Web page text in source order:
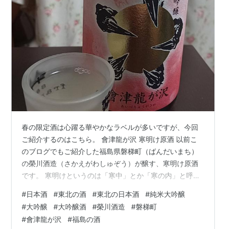
春の限定酒は心躍る華やかなラベルが多いですが、今回
ご紹介するのはこちら。 會津龍が沢 寒明け原酒 以前こ
のブログでもご紹介した福島県磐梯町（ばんだいまち）
の榮川酒造（さかえがわしゅぞう）が醸す、寒明け原酒
です。 寒明けというのは「寒中」とか「寒の内」と呼ば
ということ。 会津の澄んだ冬を過ごした酒に一度だけ火
入れをした原酒です。 通常の日本酒は二度火入れをして
いることが多く、一般に火入れの回数が少ないほどフレ
#日本酒 #東北の酒 #東北の日本酒 #純米大吟醸
#大吟醸 #大吟醸酒 #榮川酒造 #磐梯町
#會津龍が沢 #福島の酒